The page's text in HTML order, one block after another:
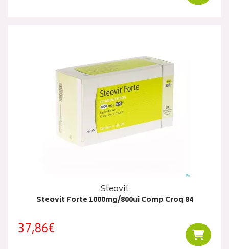
Steovit
Steovit Forte 1000mg/800ui Comp Croq 84
37,86€